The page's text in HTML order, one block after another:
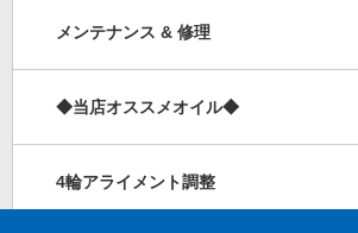
メンテナンス & 修理
◆当店オススメオイル◆
4輪アライメント調整